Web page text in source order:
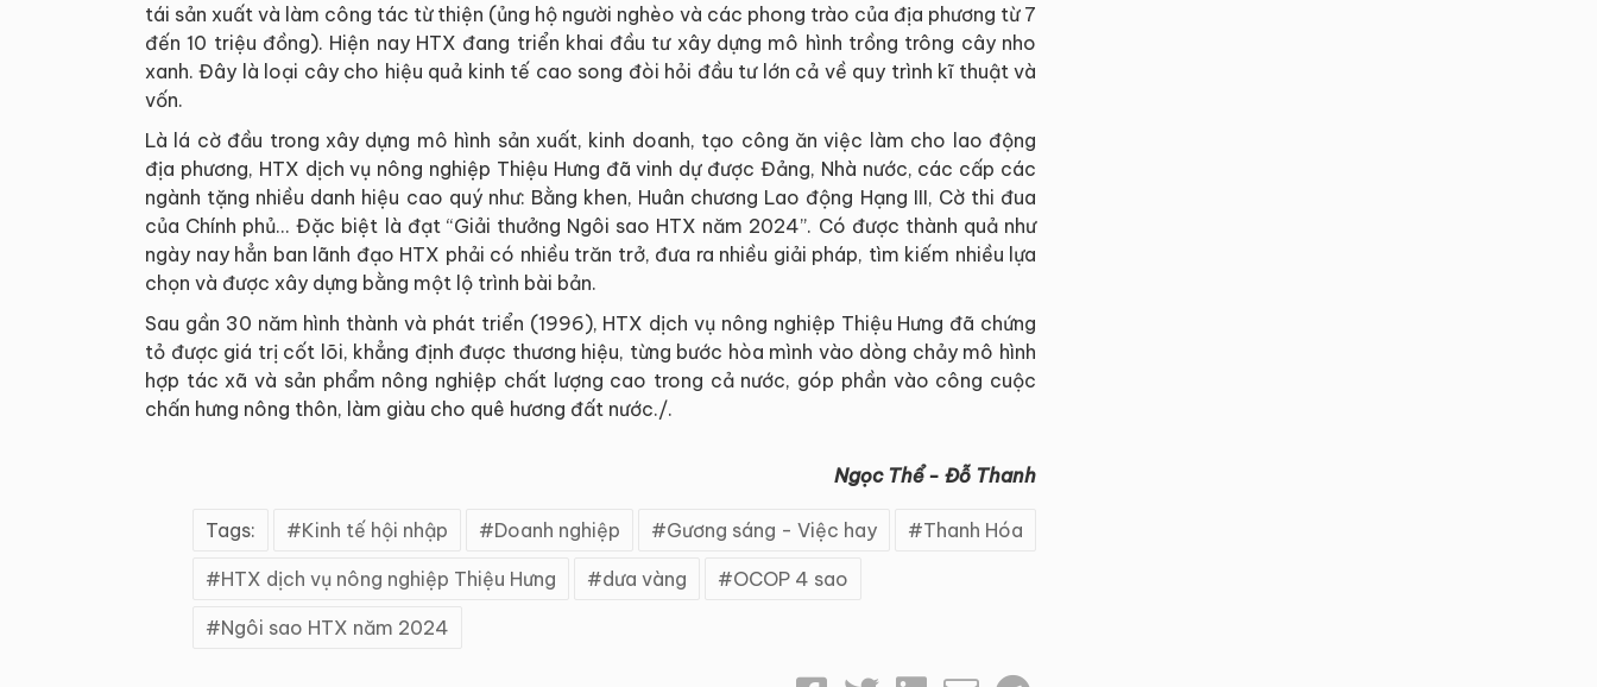
tái sản xuất và làm công tác từ thiện (ủng hộ người nghèo và các phong trào của địa phương từ 7
đến 10 triệu đồng). Hiện nay HTX đang triển khai đầu tư xây dựng mô hình trồng trông cây nho
xanh. Đây là loại cây cho hiệu quả kinh tế cao song đòi hỏi đầu tư lớn cả về quy trình kĩ thuật và
vốn.
Là lá cờ đầu trong xây dựng mô hình sản xuất, kinh doanh, tạo công ăn việc làm cho lao động
địa phương, HTX dịch vụ nông nghiệp Thiệu Hưng đã vinh dự được Đảng, Nhà nước, các cấp các
ngành tặng nhiều danh hiệu cao quý như: Bằng khen, Huân chương Lao động Hạng III, Cờ thi đua
của Chính phủ... Đặc biệt là đạt “Giải thưởng Ngôi sao HTX năm 2024”. Có được thành quả như
ngày nay hẳn ban lãnh đạo HTX phải có nhiều trăn trở, đưa ra nhiều giải pháp, tìm kiếm nhiều lựa
chọn và được xây dựng bằng một lộ trình bài bản.
Sau gần 30 năm hình thành và phát triển (1996), HTX dịch vụ nông nghiệp Thiệu Hưng đã chứng
tỏ được giá trị cốt lõi, khẳng định được thương hiệu, từng bước hòa mình vào dòng chảy mô hình
hợp tác xã và sản phẩm nông nghiệp chất lượng cao trong cả nước, góp phần vào công cuộc
chấn hưng nông thôn, làm giàu cho quê hương đất nước./.
Ngọc Thể - Đỗ Thanh
Tags: Kinh tế hội nhập Doanh nghiệp Gương sáng - Việc hay Thanh Hóa
HTX dịch vụ nông nghiệp Thiệu Hưng dưa vàng OCOP 4 sao
Ngôi sao HTX năm 2024